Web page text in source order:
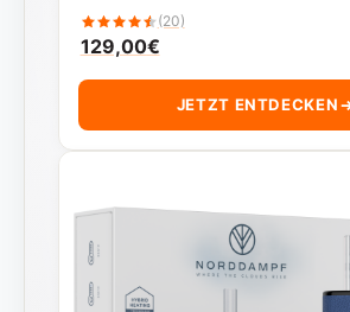
(20)
129,00€
JETZT ENTDECKEN